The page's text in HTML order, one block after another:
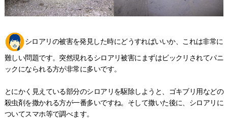
シロアリの被害を発見した時にどうすればいいか、これは非常に
難しい問題です。突然現れるシロアリ被害にまずはビックリされてパニ
ックになられる方が非常に多いです。
とにかく見えている部分のシロアリを駆除しようと、ゴキブリ用などの
殺虫剤を撒かれる方が一番多いですね。そして撒いた後に、シロアリに
ついてスマホ等で調べます。